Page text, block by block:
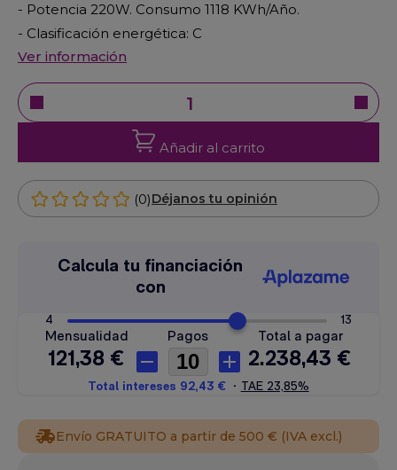
- Potencia 220W. Consumo 1118 KWh/Año.
- Clasificación energética: C
Ver información
Añadir al carrito
(0)Déjanos tu opinión
Envío GRATUITO a partir de 500 € (IVA excl.)